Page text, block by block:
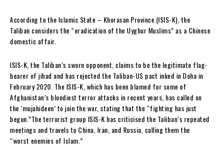
According to the Islamic State – Khorasan Province (ISIS-K), the
Taliban considers the “eradication of the Uyghur Muslims” as a Chinese
domestic affair.
ISIS-K, the Taliban’s sworn opponent, claims to be the legitimate flag-
bearer of jihad and has rejected the Taliban-US pact inked in Doha in
February 2020. The ISIS-K, which has been blamed for some of
Afghanistan’s bloodiest terror attacks in recent years, has called on
the ‘mujahideen’ to join the war, stating that the “fighting has just
begun.”The terrorist group ISIS-K has criticised the Taliban’s repeated
meetings and travels to China, Iran, and Russia, calling them the
“worst enemies of Islam.”